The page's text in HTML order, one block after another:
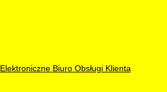
Elektroniczne Biuro Obsługi Klienta